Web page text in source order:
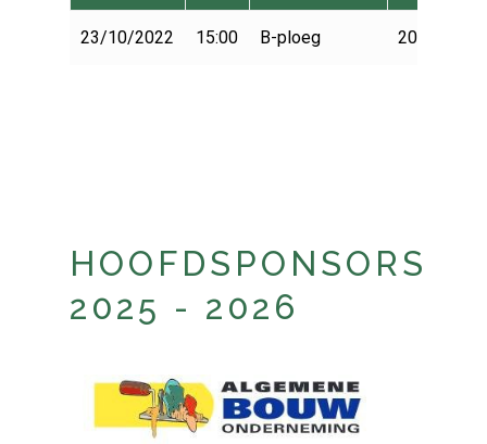
23/10/2022 15:00 B-ploeg 2022-2023
HOOFDSPONSORS
2025 - 2026